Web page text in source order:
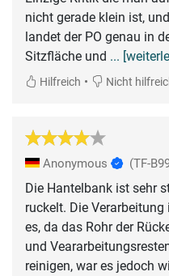
nicht gerade klein ist,
landet der PO genau in
Sitzfläche und ...
Hilfreich • Nicht
Anonymous (TF-
Die Hantelbank ist sehr
ruckelt. Die
es, da das Rohr der
und
reinigen, war es jedoch